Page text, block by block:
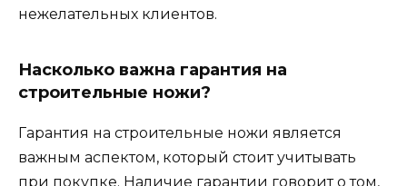
нежелательных клиентов.
Насколько важна гарантия на
строительные ножи?
Гарантия на строительные ножи является
важным аспектом, который стоит учитывать
при покупке. Наличие гарантии говорит о том,